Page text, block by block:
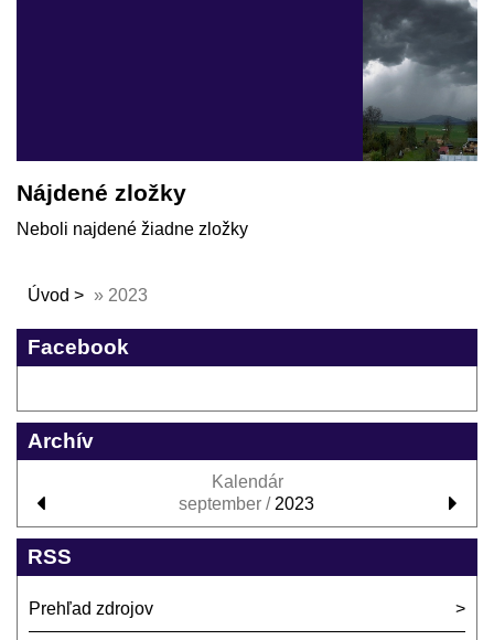
Nájdené zložky
Neboli najdené žiadne zložky
Úvod » 2023
Facebook
Archív
Kalendár
september / 2023
RSS
Prehľad zdrojov